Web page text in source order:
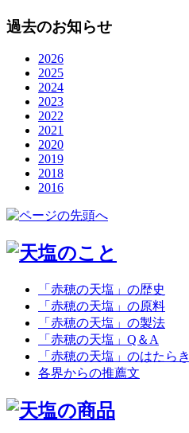
過去のお知らせ
2026
2025
2024
2023
2022
2021
2020
2019
2018
2016
「赤穂の天塩」の歴史
「赤穂の天塩」の原料
「赤穂の天塩」の製法
「赤穂の天塩」Q＆A
「赤穂の天塩」のはたらき
各界からの推薦文